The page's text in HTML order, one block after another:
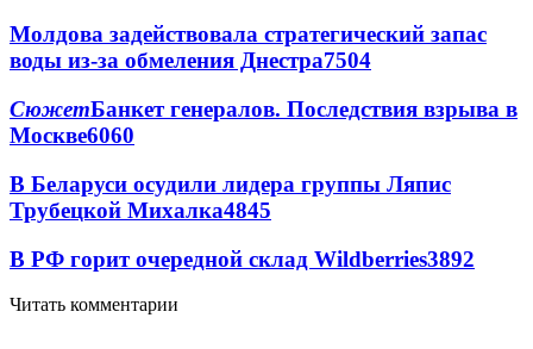
Молдова задействовала стратегический запас
воды из-за обмеления Днестра7504
СюжетБанкет генералов. Последствия взрыва в
Москве6060
В Беларуси осудили лидера группы Ляпис
Трубецкой Михалка4845
В РФ горит очередной склад Wildberries3892
Читать комментарии